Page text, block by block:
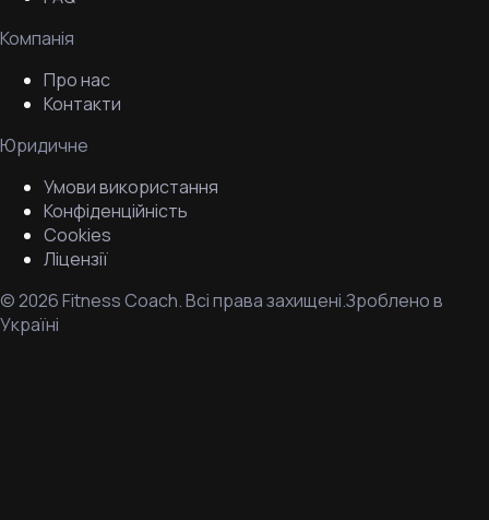
Компанія
Про нас
Контакти
Юридичне
Умови використання
Конфіденційність
Cookies
Ліцензії
©2026Fitness Coach.Всі права захищені.Зроблено в
Україні